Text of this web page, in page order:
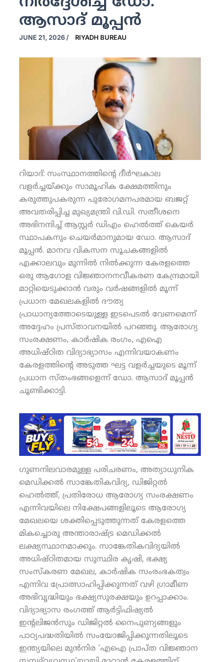
ആസാദ് മൂപ്പന്‍
JUNE 21, 2026 / RIYADH BUREAU
റിയാദ്: സംസ്ഥാനത്തിന്റെ ദീര്‍ഘകാല
വളര്‍ച്ചയ്ക്കും സാമൂഹിക ക്ഷേമത്തിനും
കരുത്തുപകരുന്ന പുരോഗമനപരമായ ബജറ്റ്
അവതരിപ്പിച്ച മുഖ്യമന്ത്രി വി.ഡി. സതീശനെ
അഭിനന്ദിച്ച് ആസ്റ്റര്‍ ഡിഎം ഹെല്‍ത്ത് കെയര്‍
സ്ഥാപകനും ചെയര്‍മാനുമായ ഡോ. ആസാദ്
മൂപ്പന്‍. മാനവ വികസന സൂചകങ്ങളില്‍
എക്കാലവും മുന്നില്‍ നില്‍ക്കുന്ന കേരളത്തെ
ഒരു ആഗോള വിജ്ഞാനനവീകരണ കേന്ദ്രമായി
മാറ്റിയെടുക്കാന്‍ വരും വര്‍ഷങ്ങളില്‍ മൂന്ന്
പ്രധാന മേഖലകളില്‍ ദൗത്യ
പ്രാധാന്യത്തോടെയുള്ള ഇടപെടല്‍ വേണമെന്ന്
അദ്ദേഹം പ്രസ്താവനയില്‍ പറഞ്ഞു. ആരോഗ്യ
സംരക്ഷണം, കാര്‍ഷിക രംഗം, എഐ
അധിഷ്ഠിത വിദ്യാഭ്യാസം എന്നിവയാകണം
കേരളത്തിന്റെ അടുത്ത ഘട്ട വളര്‍ച്ചയുടെ മൂന്ന്
പ്രധാന സ്തംഭങ്ങളെന്ന് ഡോ. ആസാദ് മൂപ്പന്‍
ചൂണ്ടിക്കാട്ടി.
ഗുണനിലവാരമുള്ള പരിചരണം, അത്യാധുനിക
മെഡിക്കല്‍ സാങ്കേതികവിദ്യ, ഡിജിറ്റല്‍
ഹെല്‍ത്ത്, പ്രതിരോധ ആരോഗ്യ സംരക്ഷണം
എന്നിവയിലെ നിക്ഷേപങ്ങളിലൂടെ ആരോഗ്യ
മേഖലയെ ശക്തിപ്പെടുത്തുന്നത് കേരളത്തെ
മികച്ചൊരു അന്താരാഷ്ട്ര മെഡിക്കല്‍
ലക്ഷ്യസ്ഥാനമാക്കും. സാങ്കേതികവിദ്യയില്‍
അധിഷ്ഠിതമായ സുസ്ഥിര കൃഷി, ഭക്ഷ്യ
സംസ്‌കരണ മേഖല, കാര്‍ഷിക സംരംഭകത്വം
എന്നിവ പ്രോത്സാഹിപ്പിക്കുന്നത് വഴി ഗ്രാമീണ
അഭിവൃദ്ധിയും ഭക്ഷ്യസുരക്ഷയും ഉറപ്പാക്കാം.
വിദ്യാഭ്യാസ രംഗത്ത് ആര്‍ട്ടിഫിഷ്യല്‍
ഇന്റലിജന്‍സും ഡിജിറ്റല്‍ നൈപുണ്യങ്ങളും
പാഠ്യപദ്ധതിയില്‍ സംയോജിപ്പിക്കുന്നതിലൂടെ
ഇന്ത്യയിലെ മുന്‍നിര ‘എഐ പ്രാപ്ത വിജ്ഞാന